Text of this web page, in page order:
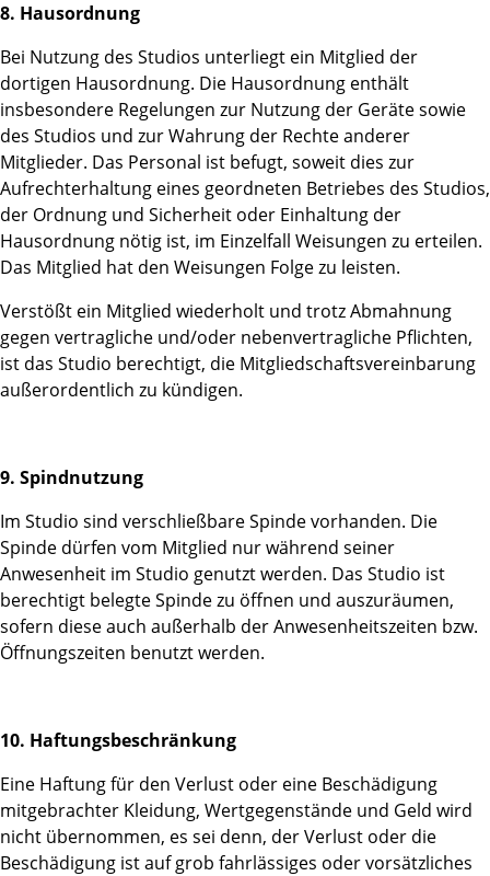
8. Hausordnung
Bei Nutzung des Studios unterliegt ein Mitglied der
dortigen Hausordnung. Die Hausordnung enthält
insbesondere Regelungen zur Nutzung der Geräte sowie
des Studios und zur Wahrung der Rechte anderer
Mitglieder. Das Personal ist befugt, soweit dies zur
Aufrechterhaltung eines geordneten Betriebes des Studios,
der Ordnung und Sicherheit oder Einhaltung der
Hausordnung nötig ist, im Einzelfall Weisungen zu erteilen.
Das Mitglied hat den Weisungen Folge zu leisten.
Verstößt ein Mitglied wiederholt und trotz Abmahnung
gegen vertragliche und/oder nebenvertragliche Pflichten,
ist das Studio berechtigt, die Mitgliedschaftsvereinbarung
außerordentlich zu kündigen.
9. Spindnutzung
Im Studio sind verschließbare Spinde vorhanden. Die
Spinde dürfen vom Mitglied nur während seiner
Anwesenheit im Studio genutzt werden. Das Studio ist
berechtigt belegte Spinde zu öffnen und auszuräumen,
sofern diese auch außerhalb der Anwesenheitszeiten bzw.
Öffnungszeiten benutzt werden.
10. Haftungsbeschränkung
Eine Haftung für den Verlust oder eine Beschädigung
mitgebrachter Kleidung, Wertgegenstände und Geld wird
nicht übernommen, es sei denn, der Verlust oder die
Beschädigung ist auf grob fahrlässiges oder vorsätzliches